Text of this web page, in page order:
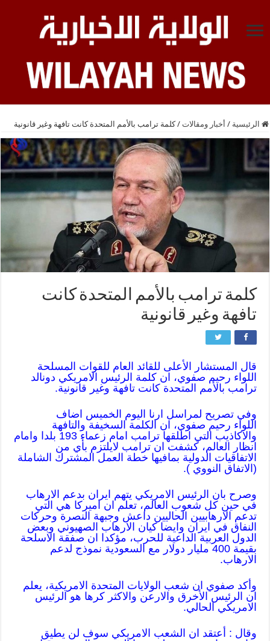
الرئيسية / أخبار ومقالات / كلمة ترامب بالأمم المتحدة كانت تافهة وغير قانونية
كلمة ترامب بالأمم المتحدة كانت
تافهة وغير قانونية
قال المستشار الأعلى للقائد العام للقوات المسلحة
اللواء رحيم صفوي، ان كلمة الرئيس الامريكي دونالد
ترامب بالأمم المتحدة كانت تافهة وغير قانونية.
وفي تصريح لمراسل ارنا اليوم الخميس اضاف
اللواء رحيم صفوي، ان الكلمة السخيفة والتافهة
والاكاذيب التي اطلقها ترامب امام زعماء 193 بلدا وامام
انظار العالم، كشفت ان ترامب لايلتزم بأي من
الاتفاقيات الدولية بمافيها خطة العمل المشترك الشاملة
(الاتفاق النووي ).
وصرح بان الرئيس الامريكي يتهم ايران بدعم الارهاب
في حين كل شعوب العالم، تعلم ان اميركا هي التي
تدعم الارهابيين الحاليين داعش وجبهة النصرة وحركات
النفاق في ايران وايضا كيان الارهاب الصهيوني وبعض
الدول العربية الداعية للحرب، مؤكدا ان صفقة الاسلحة
بقيمة 400 مليار دولار مع السعودية نموذج لدعم
الارهاب.
وأكد صفوي ان شعب الولايات المتحدة الامريكية، يعلم
ان الرئيس الأخرق والارعن والاكثر كرها هو الرئيس
الامريكي الحالي.
وقال : أعتقد ان الشعب الامريكي سوف لن يطيق